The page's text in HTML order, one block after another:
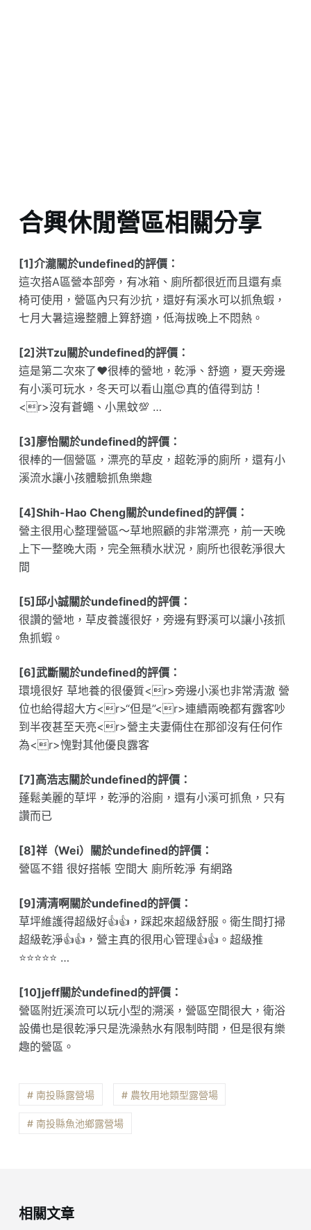
合興休閒營區相關分享
[1]介瀧關於undefined的評價：
這次搭A區營本部旁，有冰箱、廁所都很近而且還有桌
椅可使用，營區內只有沙抗，還好有溪水可以抓魚蝦，
七月大暑這邊整體上算舒適，低海拔晚上不悶熱。
[2]洪Tzu關於undefined的評價：
這是第二次來了❤️很棒的營地，乾淨、舒適，夏天旁邊
有小溪可玩水，冬天可以看山嵐😍真的值得到訪！
<r>沒有蒼蠅、小黑蚊💯 …
[3]廖怡關於undefined的評價：
很棒的一個營區，漂亮的草皮，超乾淨的廁所，還有小
溪流水讓小孩體驗抓魚樂趣
[4]Shih-Hao Cheng關於undefined的評價：
營主很用心整理營區～草地照顧的非常漂亮，前一天晚
上下一整晚大雨，完全無積水狀況，廁所也很乾淨很大
間
[5]邱小誠關於undefined的評價：
很讚的營地，草皮養護很好，旁邊有野溪可以讓小孩抓
魚抓蝦。
[6]武斷關於undefined的評價：
環境很好 草地養的很優質<r>旁邊小溪也非常清澈 營
位也給得超大方<r>“但是”<r>連續兩晚都有露客吵
到半夜甚至天亮<r>營主夫妻倆住在那卻沒有任何作
為<r>愧對其他優良露客
[7]高浩志關於undefined的評價：
蓬鬆美麗的草坪，乾淨的浴廁，還有小溪可抓魚，只有
讚而已
[8]祥（Wei）關於undefined的評價：
營區不錯 很好搭帳 空間大 廁所乾淨 有網路
[9]清清啊關於undefined的評價：
草坪維護得超級好👍👍，踩起來超級舒服。衛生間打掃
超級乾淨👍👍，營主真的很用心管理👍👍。超級推
⭐️⭐️⭐️⭐️⭐️ …
[10]jeff關於undefined的評價：
營區附近溪流可以玩小型的溯溪，營區空間很大，衛浴
設備也是很乾淨只是洗澡熱水有限制時間，但是很有樂
趣的營區。
# 南投縣露營場 # 農牧用地類型露營場
# 南投縣魚池鄉露營場
相關文章